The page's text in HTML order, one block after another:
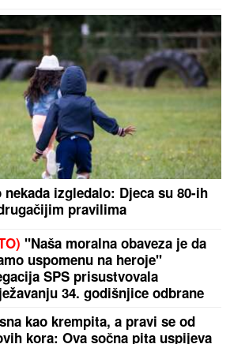
izgledalo: Djeca su 80-ih
pravilima
"Naša moralna obaveza je da
uspomenu na heroje"
SPS prisustvovala
34. godišnjice odbrane
kao krempita, a pravi se od
kora: Ova sočna pita uspijeva